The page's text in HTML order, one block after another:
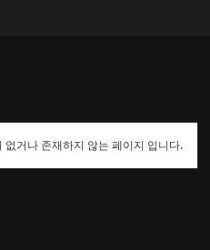
없거나 존재하지 않는 페이지 입니다.